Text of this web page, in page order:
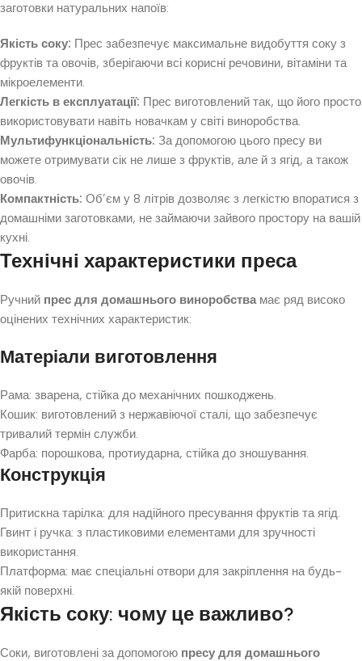
заготовки натуральних напоїв:
Якість соку: Прес забезпечує максимальне видобуття соку з
фруктів та овочів, зберігаючи всі корисні речовини, вітаміни та
мікроелементи.
Легкість в експлуатації: Прес виготовлений так, що його просто
використовувати навіть новачкам у світі виноробства.
Мультифункціональність: За допомогою цього пресу ви
можете отримувати сік не лише з фруктів, але й з ягід, а також
овочів.
Компактність: Об’єм у 8 літрів дозволяє з легкістю впоратися з
домашніми заготовками, не займаючи зайвого простору на вашій
кухні.
Технічні характеристики преса
Ручний прес для домашнього виноробствамає ряд високо
оцінених технічних характеристик:
Матеріали виготовлення
Рама: зварена, стійка до механічних пошкоджень.
Кошик: виготовлений з нержавіючої сталі, що забезпечує
тривалий термін служби.
Фарба: порошкова, протиударна, стійка до зношування.
Конструкція
Притискна тарілка: для надійного пресування фруктів та ягід.
Гвинт і ручка: з пластиковими елементами для зручності
використання.
Платформа: має спеціальні отвори для закріплення на будь-
якій поверхні.
Якість соку: чому це важливо?
Соки, виготовлені за допомогою пресу для домашнього